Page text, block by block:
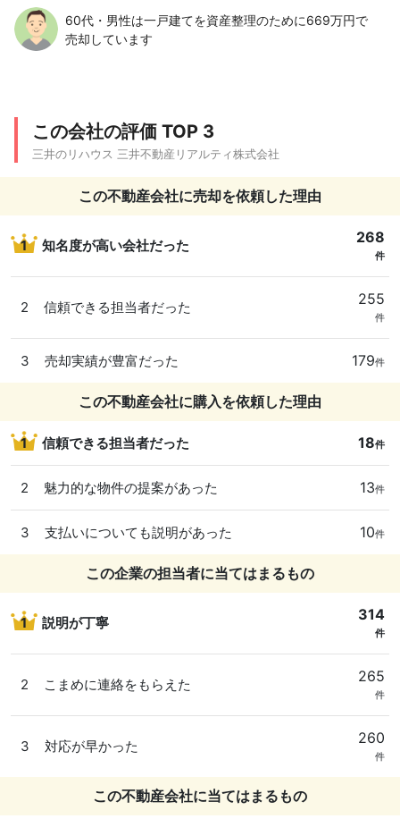
60代・男性は一戸建てを資産整理のために669万円で
売却しています
この会社の評価 TOP 3
三井のリハウス 三井不動産リアルティ株式会社
この不動産会社に売却を依頼した理由
1 知名度が高い会社だった 268
件
2 信頼できる担当者だった 255
件
3 売却実績が豊富だった 179件
この不動産会社に購入を依頼した理由
1 信頼できる担当者だった 18件
2 魅力的な物件の提案があった 13件
3 支払いについても説明があった 10件
この企業の担当者に当てはまるもの
1 説明が丁寧 314
件
2 こまめに連絡をもらえた 265
件
3 対応が早かった 260
件
この不動産会社に当てはまるもの